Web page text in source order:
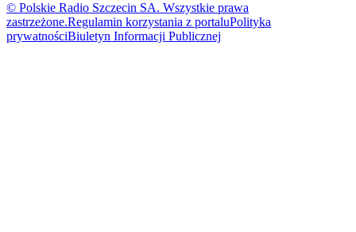
© Polskie Radio Szczecin SA. Wszystkie prawa
zastrzeżone.Regulamin korzystania z portaluPolityka
prywatnościBiuletyn Informacji Publicznej